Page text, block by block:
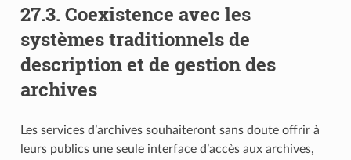
27.3. Coexistence avec les
systèmes traditionnels de
description et de gestion des
archives
Les services d’archives souhaiteront sans doute offrir à
leurs publics une seule interface d’accès aux archives,